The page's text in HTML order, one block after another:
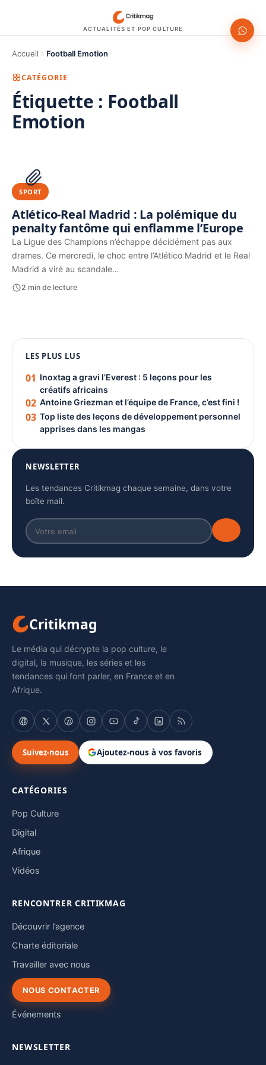
ACTUALITÉS ET POP CULTURE
Accueil Football Emotion
CATÉGORIE
Étiquette : Football
Emotion
PUBLICITÉ
SPORT
Atlético-Real Madrid : La polémique du
penalty fantôme qui enflamme l’Europe
La Ligue des Champions n’échappe décidément pas aux
drames. Ce mercredi, le choc entre l’Atlético Madrid et le Real
Madrid a viré au scandale…
2 min de lecture
PUBLICITÉ
LES PLUS LUS
01 Inoxtag a gravi l’Everest : 5 leçons pour les
créatifs africains
02 Antoine Griezman et l’équipe de France, c’est fini !
03 Top liste des leçons de développement personnel
apprises dans les mangas
NEWSLETTER
Les tendances Critikmag chaque semaine, dans votre
boîte mail.
Critikmag
Le média qui décrypte la pop culture, le
digital, la musique, les séries et les
tendances qui font parler, en France et en
Afrique.
Suivez-nous Ajoutez-nous à vos favoris
CATÉGORIES
Pop Culture
Digital
Afrique
Vidéos
RENCONTRER CRITIKMAG
Découvrir l’agence
Charte éditoriale
Travailler avec nous
NOUS CONTACTER
Événements
NEWSLETTER